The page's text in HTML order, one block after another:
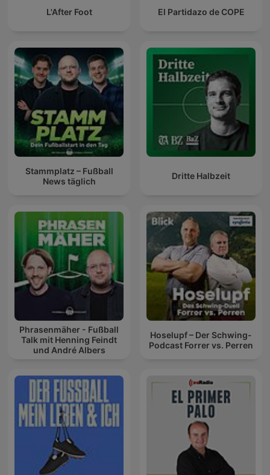
L'After Foot El Partidazo de COPE
Stammplatz – Fußball
News täglich
Dritte Halbzeit
Phrasenmäher - Fußball
Talk mit Henning Feindt
und André Albers
Hoselupf – Der Schwing-
Podcast Forrer vs. Perren